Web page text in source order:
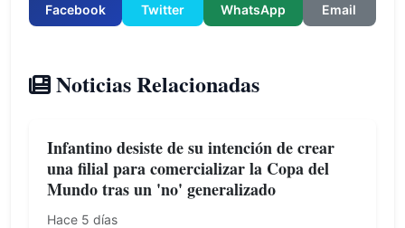
Facebook Twitter WhatsApp Email
Noticias Relacionadas
Infantino desiste de su intención de crear
una filial para comercializar la Copa del
Mundo tras un 'no' generalizado
Hace 5 días